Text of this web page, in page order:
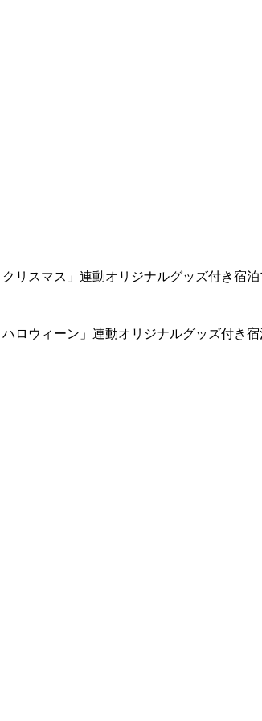
リスマス」連動オリジナルグッズ付き宿泊
ロウィーン」連動オリジナルグッズ付き宿